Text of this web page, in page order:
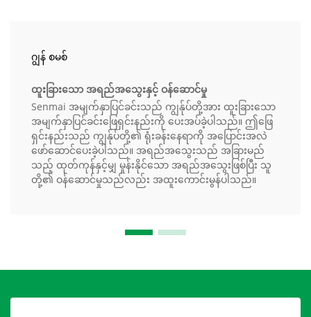
ဂျွန် စမစ်
ထူးခြားသော အရည်အသွေးနှင့် ဝန်ဆောင်မှု
Senmai အမျက်နှာပြင်ခင်းသည် ကျွန်ုပ်တို့အား ထူးခြားသော
အမျက်နှာပြင်ခင်းဖြေရှင်းနည်းကို ပေးအပ်ခဲ့ပါသည်။ ဤဖြေ
ရှင်းနည်းသည် ကျွန်ုပ်တို့၏ ရုံးခန်းနေရာကို အပြောင်းအလဲ
ဖော်ဆောင်ပေးခဲ့ပါသည်။ အရည်အသွေးသည် အခြားမည်
သည့် ထုတ်ကုန်နှင့်မျှ မှုန်းနိုင်သော အရည်အသွေးဖြစ်ပြီး သူ
တို့၏ ဝန်ဆောင်မှုသည်လည်း အထူးကောင်းမွန်ပါသည်။